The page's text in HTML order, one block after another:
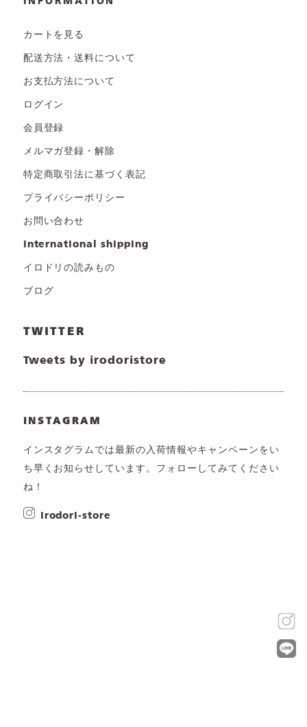
カートを見る
配送方法・送料について
お支払方法について
ログイン
会員登録
メルマガ登録・解除
特定商取引法に基づく表記
プライバシーポリシー
お問い合わせ
international shipping
イロドリの読みもの
ブログ
TWITTER
Tweets by irodoristore
INSTAGRAM
インスタグラムでは最新の入荷情報やキャンペーンをい
ち早くお知らせしています。フォローしてみてください
ね！
irodori-store